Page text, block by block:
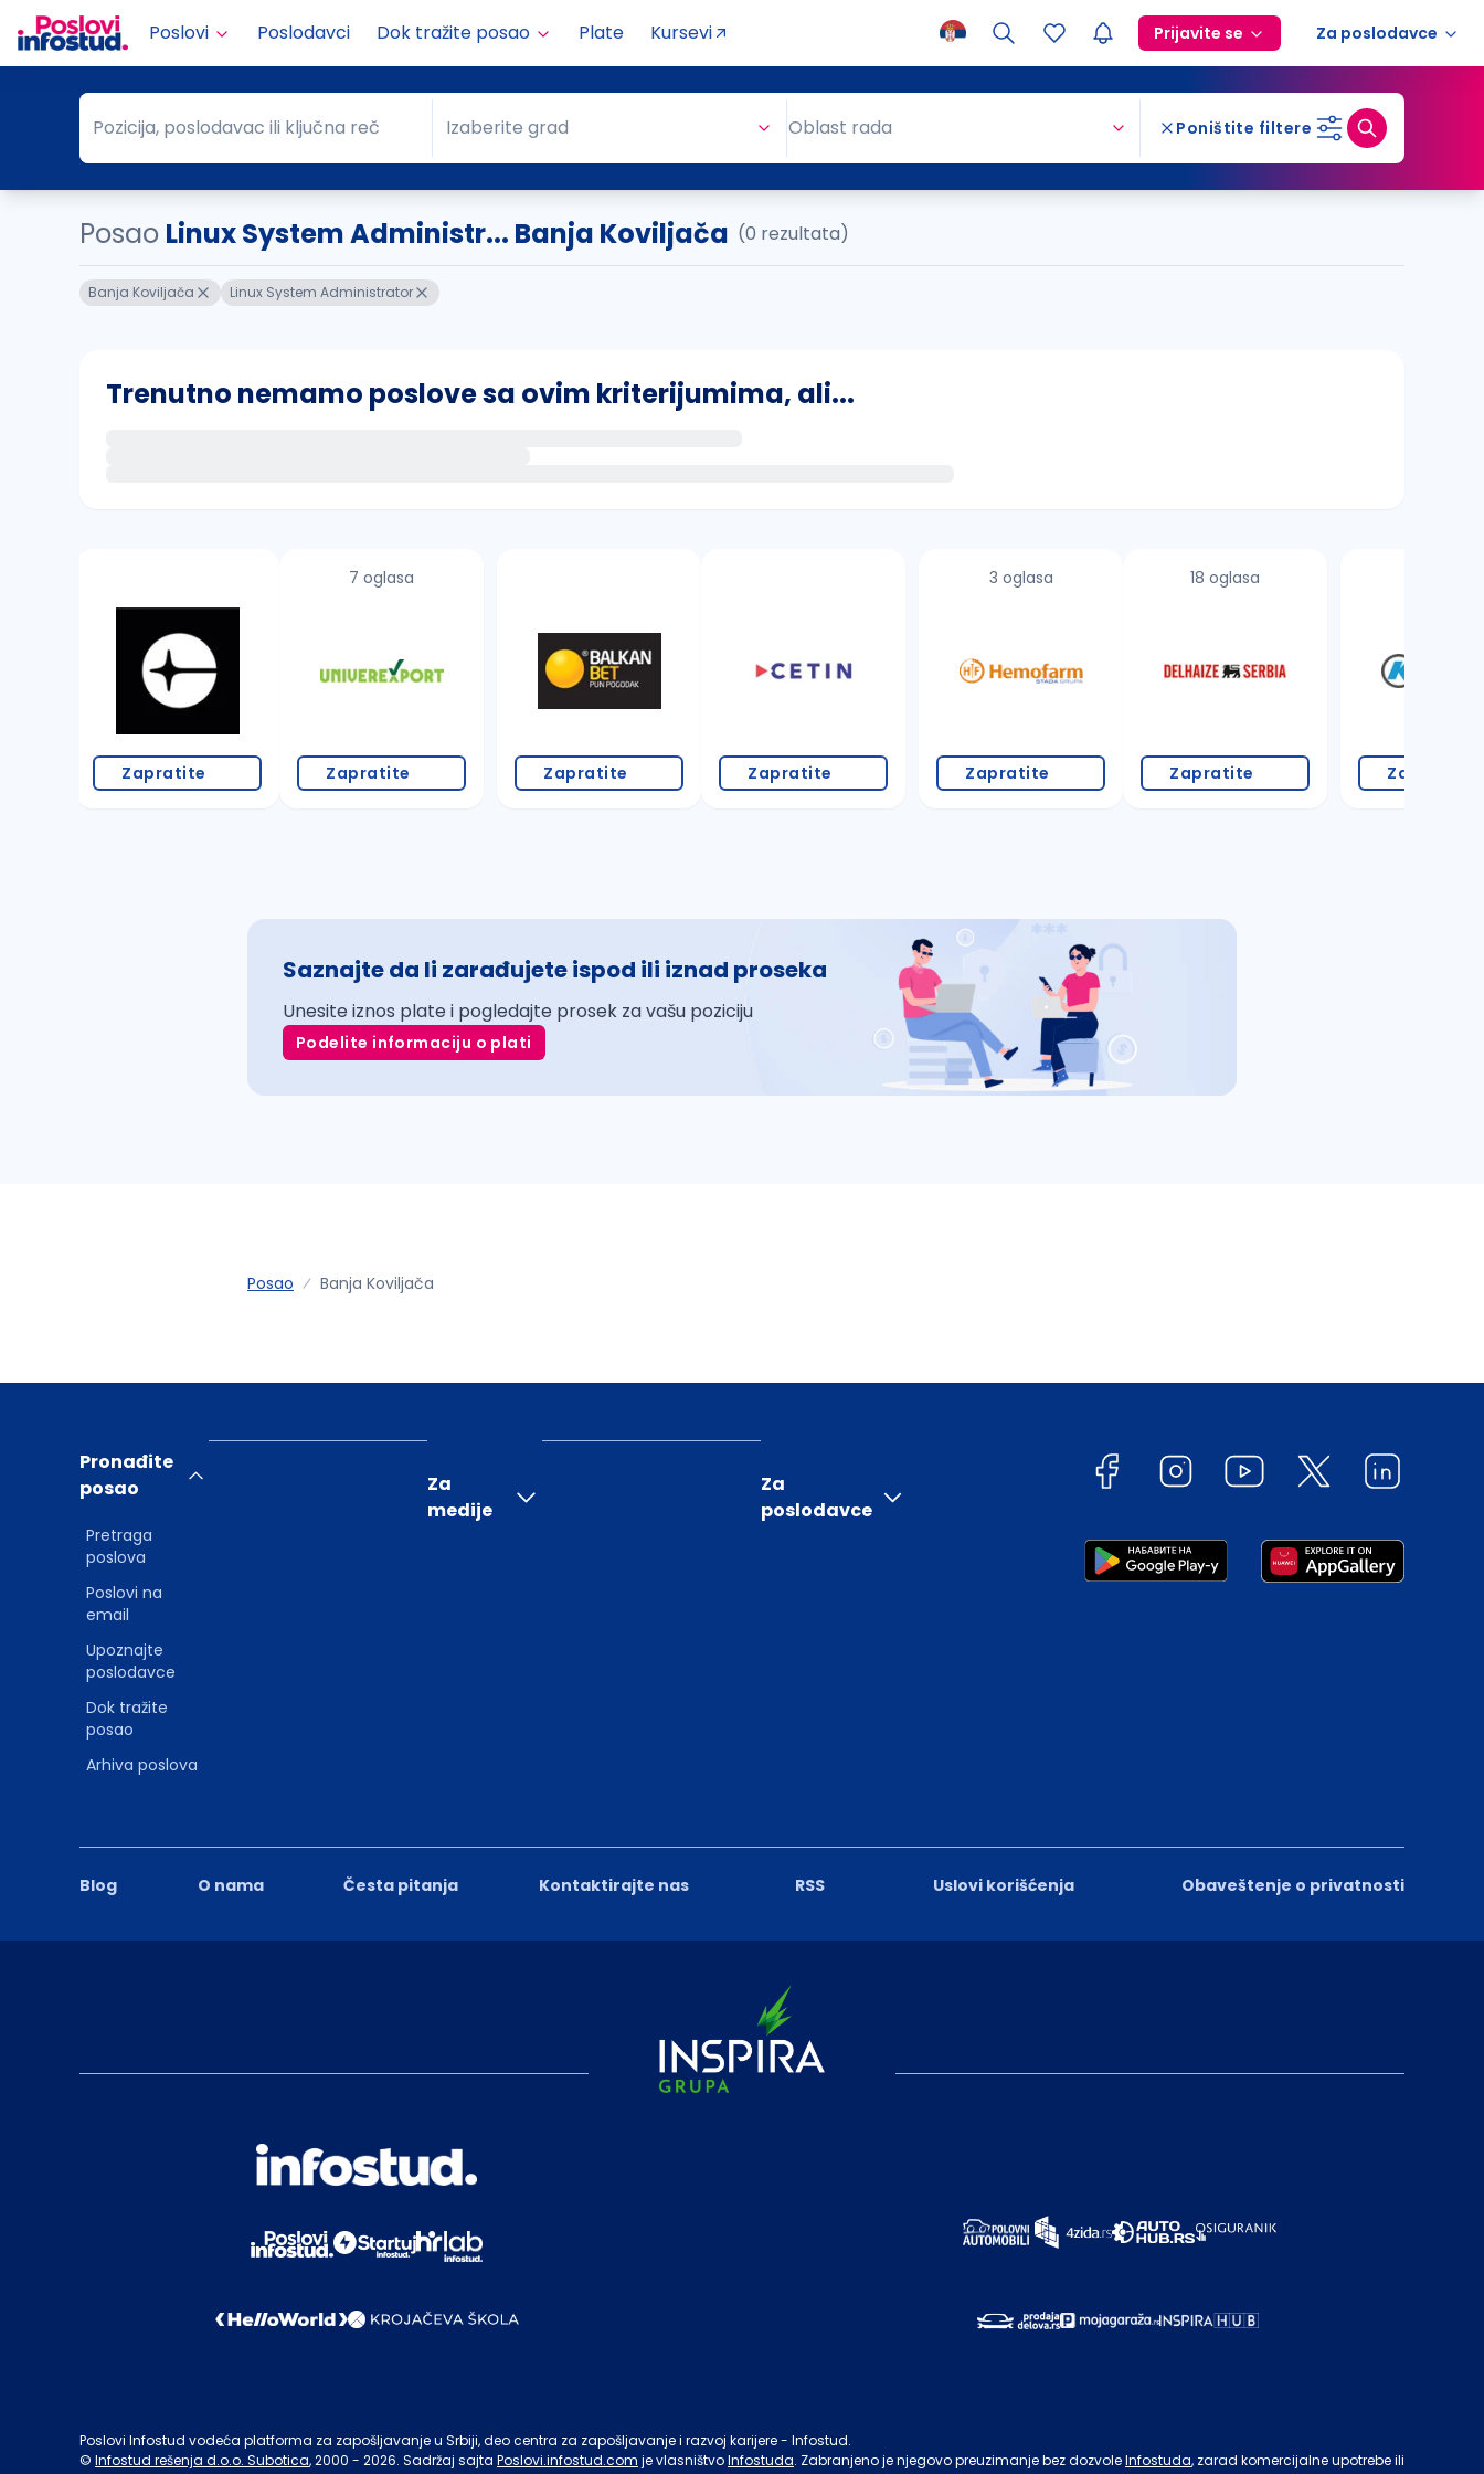
Poslovi Poslodavci Dok tražite posao Plate Kursevi Prijavite se Za poslodavce
Pozicija, poslodavac ili ključna reč
Pozicija, poslodavac ili ključna reč Grad
Izaberite grad Oblast rada Poništite filtere
Posao Linux System Administr... Banja Koviljača (0 rezultata)
Banja Koviljača Linux System Administrator
Trenutno nemamo poslove sa ovim kriterijumima, ali...
proverite pravopisne greške (koristite č, ć, š, đ, ž, dž)
povećajte radijus za odabrani grad
Zapratite
7 oglasa
Zapratite Zapratite Zapratite
3 oglasa
Zapratite
18 oglasa
Zapratite Zapratite
Saznajte da li zarađujete ispod ili iznad proseka
Unesite iznos plate i pogledajte prosek za vašu poziciju
Podelite informaciju o plati
Posao Banja Koviljača
Blog O nama Česta pitanja Kontaktirajte nas RSS Uslovi korišćenja Obaveštenje o privatnosti
Pronađite
posao
Pretraga
poslova
Poslovi na
email
Upoznajte
poslodavce
Dok tražite
posao
Arhiva poslova
Za
medije
Za
poslodavce
Poslovi Infostud vodeća platforma za zapošljavanje u Srbiji, deo centra za zapošljavanje i razvoj karijere - Infostud.
© Infostud rešenja d.o.o. Subotica, 2000 - 2026. Sadržaj sajta Poslovi.infostud.com je vlasništvoInfostuda. Zabranjeno je njegovo preuzimanje bez dozvoleInfostuda, zarad komercijalne upotrebe ili